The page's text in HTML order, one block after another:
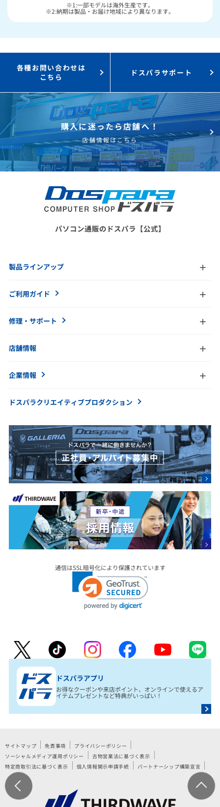
※1:一部モデルは海外生産です。
※2:納期は製品・お届け地域により異なります。
各種お問い合わせは
こちら
ドスパラサポート
購入に迷ったら店舗へ！
店舗情報はこちら
パソコン通販のドスパラ【公式】
製品ラインアップ
ご利用ガイド
修理・サポート
店舗情報
企業情報
ドスパラクリエイティブプロダクション
通信はSSL暗号化により保護されています
ドスパラアプリ
お得なクーポンや来店ポイント、オンラインで使えるア
イテムプレゼントなど特典がいっぱい！
サイトマップ 免責事項
プライバシーポリシー
ソーシャルメディア運用ポリシー
古物営業法に基づく表示
特定商取引法に基づく表示
個人情報開示申請手続 パートナーシップ構築宣言